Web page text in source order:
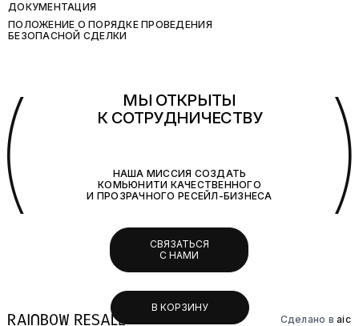
В КОРЗИНУ
ДОКУМЕНТАЦИЯ
ПОЛОЖЕНИЕ О ПОРЯДКЕ ПРОВЕДЕНИЯ
БЕЗОПАСНОЙ СДЕЛКИ
МЫ ОТКРЫТЫ
К СОТРУДНИЧЕСТВУ
НАША МИССИЯ СОЗДАТЬ
КОМЬЮНИТИ КАЧЕСТВЕННОГО
И ПРОЗРАЧНОГО РЕСЕЙЛ-БИЗНЕСА
СВЯЗАТЬСЯ
С НАМИ
Сделано вaic